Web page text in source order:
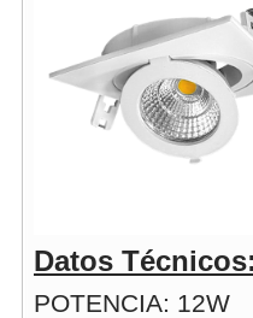
Datos
POTENCIA: 12W